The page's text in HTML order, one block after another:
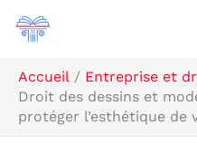
Aller
Accueil
Entreprise et
Droit des dessins et
protéger l’esthétique de
R
e
c
h
e